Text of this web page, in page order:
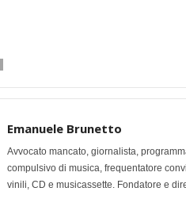
Emanuele Brunetto
Avvocato mancato, giornalista,
compulsivo di musica, frequentatore
vinili, CD e musicassette. Fondatore e